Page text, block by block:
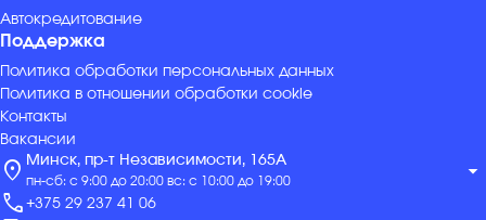
Автокредитование
Поддержка
Политика обработки персональных данных
Политика в отношении обработки cookie
Контакты
Вакансии
location_on Минск, пр-т Независимости, 165А
пн-сб: с 9:00 до 20:00 вс: с 10:00 до 19:00
arrow_drop_down
call +375 29 237 41 06